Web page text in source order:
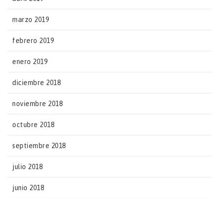
marzo 2019
febrero 2019
enero 2019
diciembre 2018
noviembre 2018
octubre 2018
septiembre 2018
julio 2018
junio 2018